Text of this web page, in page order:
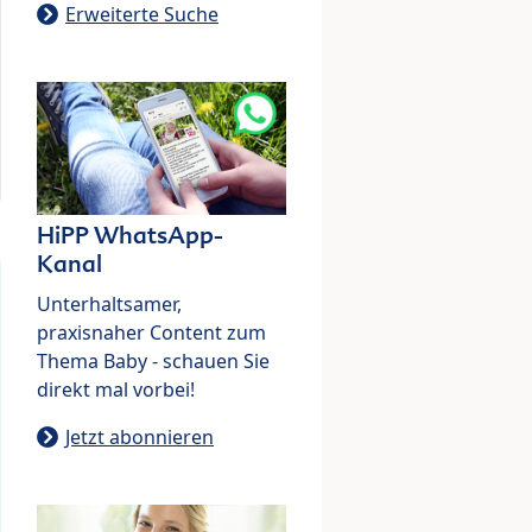
Erweiterte Suche
HiPP WhatsApp-
Kanal
Unterhaltsamer,
praxisnaher Content zum
Thema Baby - schauen Sie
direkt mal vorbei!
Jetzt abonnieren